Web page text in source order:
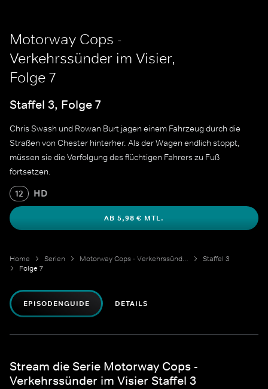
Motorway Cops -
Verkehrssünder im Visier,
Folge 7
Staffel 3, Folge 7
Chris Swash und Rowan Burt jagen einem Fahrzeug durch die
Straßen von Chester hinterher. Als der Wagen endlich stoppt,
müssen sie die Verfolgung des flüchtigen Fahrers zu Fuß
fortsetzen.
12 HD
AB 5,98 € MTL.
Home Serien Motorway Cops - Verkehrssünder im Visier
Staffel 3
Folge 7
EPISODENGUIDE DETAILS
Stream die Serie Motorway Cops -
Verkehrssünder im Visier Staffel 3